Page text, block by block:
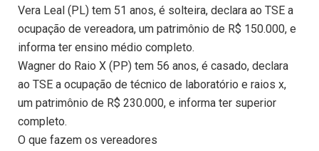
Vera Leal (PL) tem 51 anos, é solteira, declara ao TSE a
ocupação de vereadora, um patrimônio de R$ 150.000, e
informa ter ensino médio completo.
Wagner do Raio X (PP) tem 56 anos, é casado, declara
ao TSE a ocupação de técnico de laboratório e raios x,
um patrimônio de R$ 230.000, e informa ter superior
completo.
O que fazem os vereadores